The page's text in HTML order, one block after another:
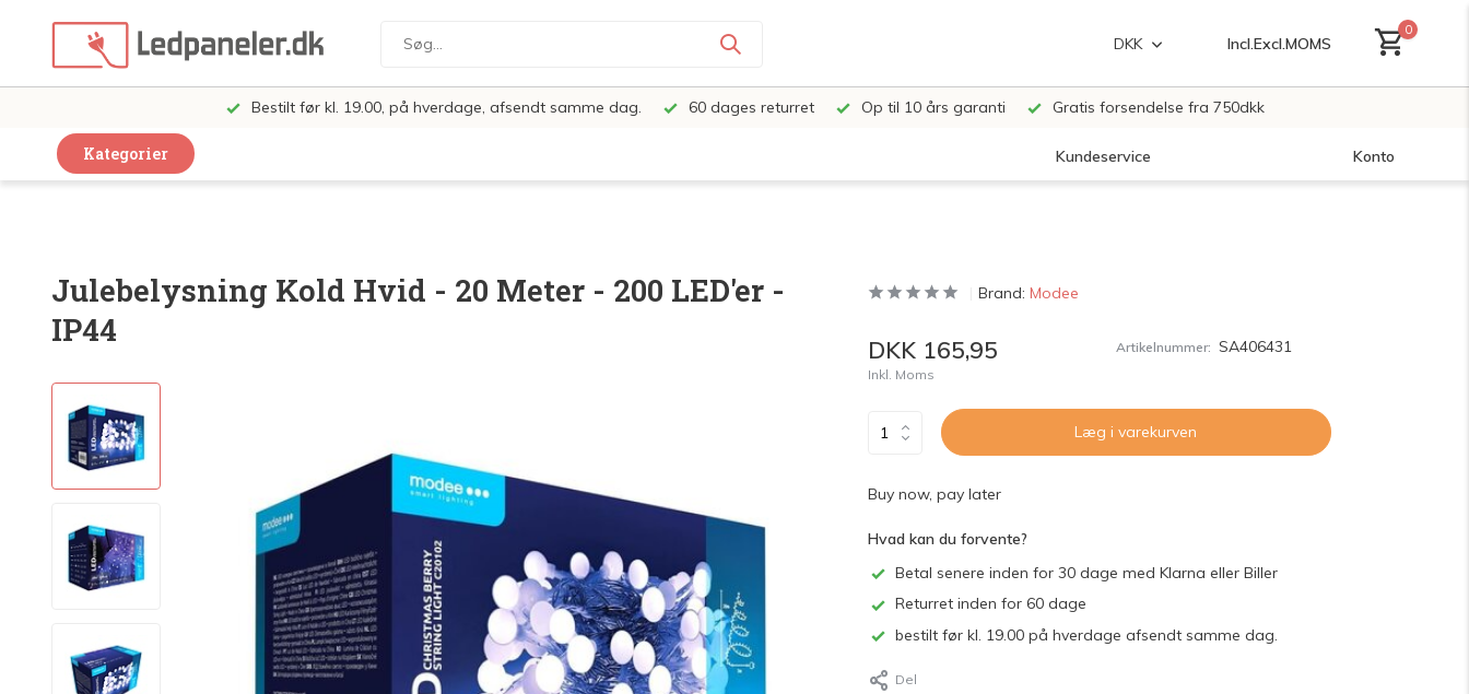
DKK Incl.Excl.MOMS
0
Bestilt før kl. 19.00, på hverdage, afsendt samme dag. 60 dages returret Op til 10 års garanti Gratis forsendelse fra 750dkk
Kategorier Kundeservice Konto
LED Loft og Væglamper
LED Spots og lamper
LED Pærer
LED Armatur Komplet
LED Butiksbelysning
LED High Bay Industrilamper
LED Projektørlamper
LED Udendørsbelysning
LED Smart Belysning
Julebelysning Kold Hvid - 20 Meter - 200 LED'er -
IP44
Brand: Modee
DKK 165,95
Inkl. Moms
Artikelnummer: SA406431
Læg i varekurven
Buy now, pay later
Hvad kan du forvente?
Betal senere inden for 30 dage med Klarna eller Biller
Returret inden for 60 dage
bestilt før kl. 19.00 på hverdage afsendt samme dag.
Del